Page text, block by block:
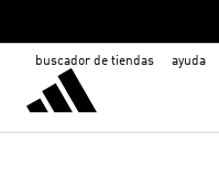
buscador de tiendas ayuda